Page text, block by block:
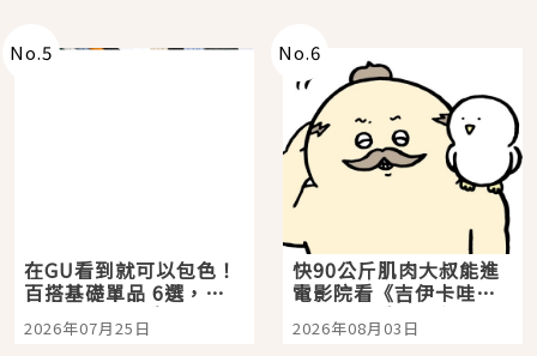
No.5
在GU看到就可以包色！
百搭基礎單品 6選，閉
眼全收也不心疼
2026年07月25日
No.6
快90公斤肌肉大叔能進
電影院看《吉伊卡哇》
嗎？日本重金屬樂團
「打首」會長與nagano
2026年08月03日